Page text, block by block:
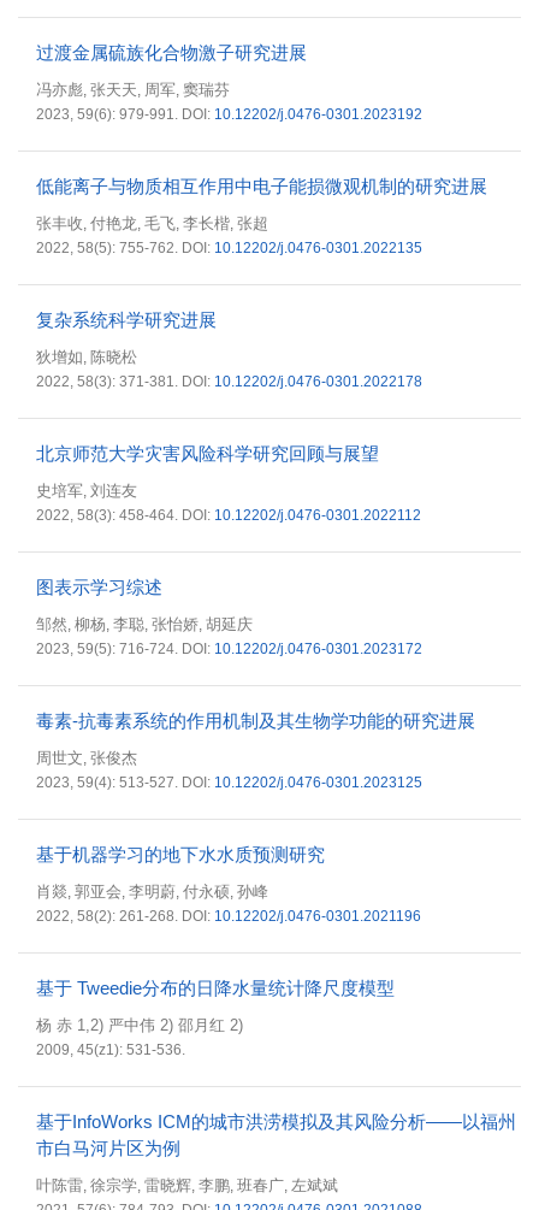
过渡金属硫族化合物激子研究进展
冯亦彪, 张天天, 周军, 窦瑞芬
2023, 59(6): 979-991. DOI: 10.12202/j.0476-0301.2023192
低能离子与物质相互作用中电子能损微观机制的研究进展
张丰收, 付艳龙, 毛飞, 李长楷, 张超
2022, 58(5): 755-762. DOI: 10.12202/j.0476-0301.2022135
复杂系统科学研究进展
狄增如, 陈晓松
2022, 58(3): 371-381. DOI: 10.12202/j.0476-0301.2022178
北京师范大学灾害风险科学研究回顾与展望
史培军, 刘连友
2022, 58(3): 458-464. DOI: 10.12202/j.0476-0301.2022112
图表示学习综述
邹然, 柳杨, 李聪, 张怡娇, 胡延庆
2023, 59(5): 716-724. DOI: 10.12202/j.0476-0301.2023172
毒素-抗毒素系统的作用机制及其生物学功能的研究进展
周世文, 张俊杰
2023, 59(4): 513-527. DOI: 10.12202/j.0476-0301.2023125
基于机器学习的地下水水质预测研究
肖燚, 郭亚会, 李明蔚, 付永硕, 孙峰
2022, 58(2): 261-268. DOI: 10.12202/j.0476-0301.2021196
基于 Tweedie分布的日降水量统计降尺度模型
杨 赤 1,2) 严中伟 2) 邵月红 2)
2009, 45(z1): 531-536.
基于InfoWorks ICM的城市洪涝模拟及其风险分析——以福州
市白马河片区为例
叶陈雷, 徐宗学, 雷晓辉, 李鹏, 班春广, 左斌斌